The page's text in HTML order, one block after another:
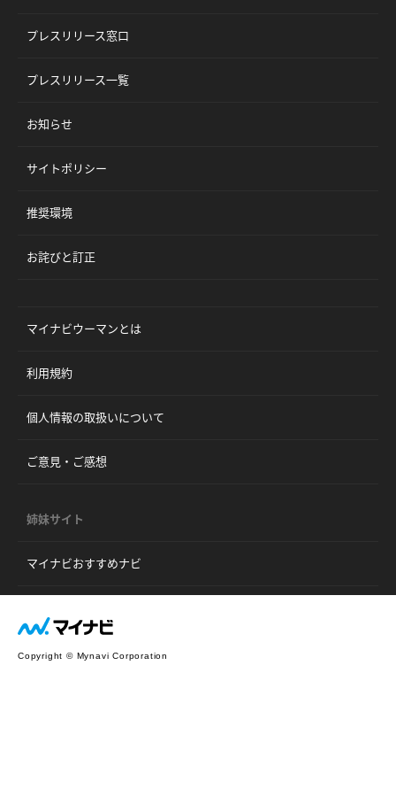
プレスリリース窓口
プレスリリース一覧
お知らせ
サイトポリシー
推奨環境
お詫びと訂正
マイナビウーマンとは
利用規約
個人情報の取扱いについて
ご意見・ご感想
姉妹サイト
マイナビおすすめナビ
Copyright © Mynavi Corporation